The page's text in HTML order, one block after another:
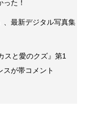
た！
、最新デジタル写真集
スと愛のクズ』第1
スが帯コメント